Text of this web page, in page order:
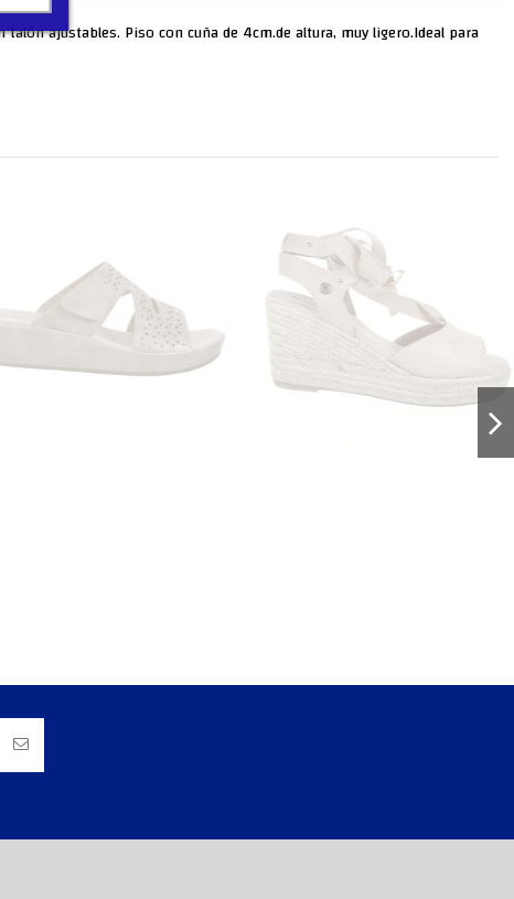
ajustables. Piso con cuña de 4cm.de altura, muy ligero.Ideal para